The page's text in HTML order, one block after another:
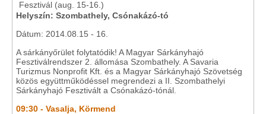
Helyszín: Szombathely, Csónakázó-tó
Dátum: 2014.08.15 - 16.
A sárkányőrület folytatódik! A Magyar Sárkányhajó
Fesztiválrendszer 2. állomása Szombathely. A Savaria
Turizmus Nonprofit Kft. és a Magyar Sárkányhajó Szövetség
közös együttműködéssel megrendezi a II. Szombathelyi
Sárkányhajó Fesztivált a Csónakázó-tónál.
09:30 - Vasalja, Körmend